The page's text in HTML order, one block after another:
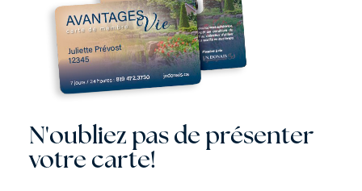
N'oubliez pas de présenter
votre carte!